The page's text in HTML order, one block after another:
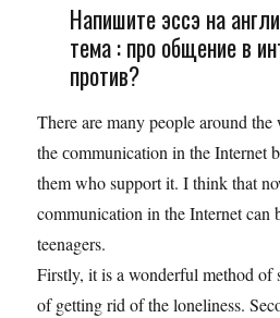
Напишите эссэ на
тема : про общение в
против?
There are many people around
the сommunication in the Internet
them who support it. I think that
communication in the Internet can
teenagers.
Firstly, it is a wonderful method of
of getting rid of the loneliness.